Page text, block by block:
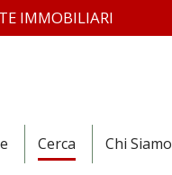
IMMOBILIARI
Cerca Chi Siamo